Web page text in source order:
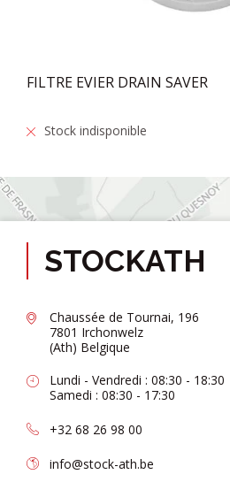
FILTRE EVIER DRAIN SAVER
Stock indisponible
STOCKATH
Chaussée de Tournai, 196
7801 Irchonwelz
(Ath) Belgique
Lundi - Vendredi : 08:30 - 18:30
Samedi : 08:30 - 17:30
+32 68 26 98 00
info@stock-ath.be